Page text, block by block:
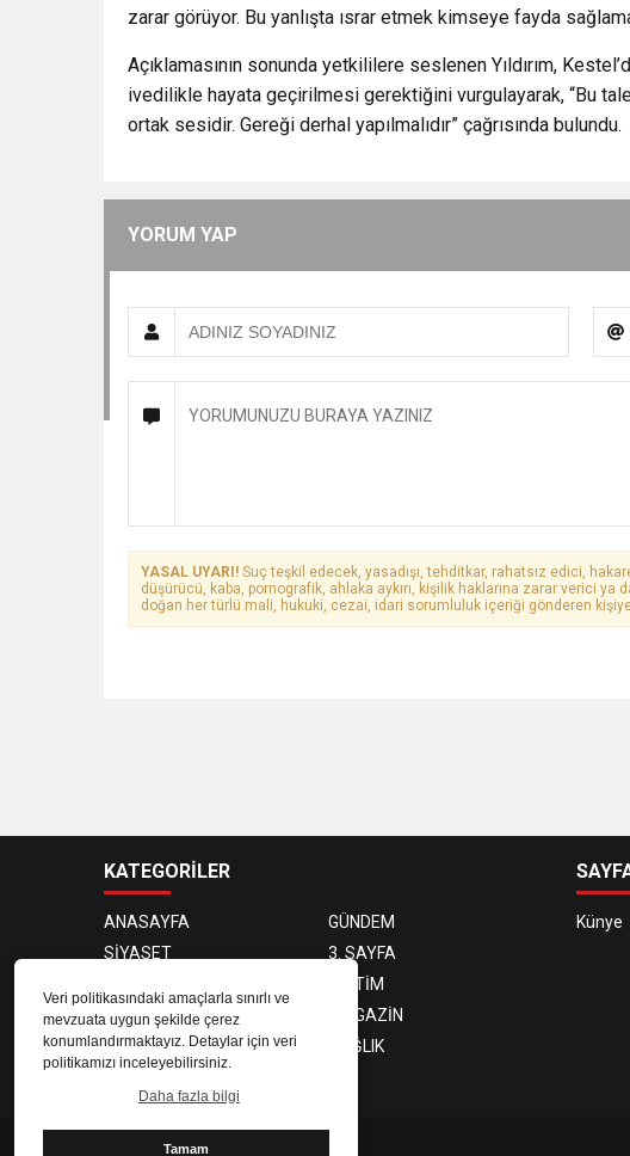
Veri politikasındaki amaçlarla sınırlı ve
mevzuata uygun şekilde çerez
konumlandırmaktayız. Detaylar için veri
politikamızı inceleyebilirsiniz.
Daha fazla bilgi
Tamam
zarar görüyor. Bu yanlışta ısrar etmek kimseye fayda
Açıklamasının sonunda yetkililere seslenen Yıldırım,
ivedilikle hayata geçirilmesi gerektiğini vurgulayarak, “Bu
ortak sesidir. Gereği derhal yapılmalıdır” çağrısında bulundu.
YORUM YAP
YASAL UYARI! Suç teşkil edecek, yasadışı, tehditkar, rahatsız edici,
düşürücü, kaba, pornografik, ahlaka aykırı, kişilik haklarına zarar verici
doğan her türlü mali, hukuki, cezai, idari sorumluluk içeriği gönderen
KATEGORİLER
ANASAYFA
GÜNDEM
SİYASET
3. SAYFA
EĞİTİM
EKONOMİ
MAGAZİN
TEKNOLOJİ
SAĞLIK
Künye